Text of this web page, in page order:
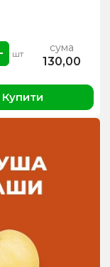
шт сума
130,00
Купити